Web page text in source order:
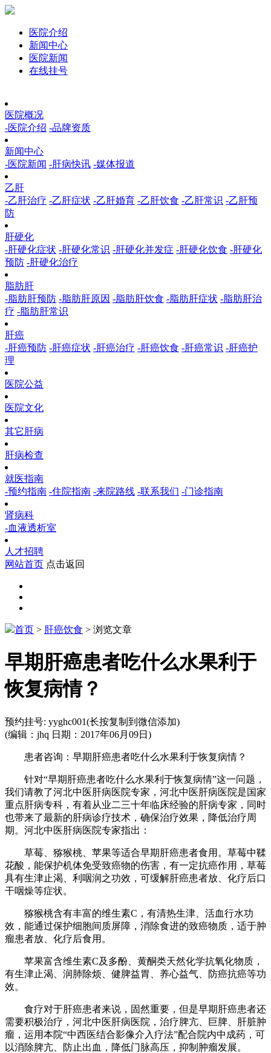
医院介绍
新闻中心
医院新闻
在线挂号
医院概况
-医院介绍 -品牌资质
新闻中心
-医院新闻 -肝病快讯 -媒体报道
乙肝
-乙肝治疗 -乙肝症状 -乙肝婚育 -乙肝饮食 -乙肝常识 -乙肝预
防
肝硬化
-肝硬化症状 -肝硬化常识 -肝硬化并发症 -肝硬化饮食 -肝硬化
预防 -肝硬化治疗
脂肪肝
-脂肪肝预防 -脂肪肝原因 -脂肪肝饮食 -脂肪肝症状 -脂肪肝治
疗 -脂肪肝常识
肝癌
-肝癌预防 -肝癌症状 -肝癌治疗 -肝癌饮食 -肝癌常识 -肝癌护
理
医院公益
医院文化
其它肝病
肝病检查
就医指南
-预约指南 -住院指南 -来院路线 -联系我们 -门诊指南
肾病科
-血液透析室
人才招聘
网站首页 点击返回
首页 > 肝癌饮食 > 浏览文章
早期肝癌患者吃什么水果利于
恢复病情？
预约挂号: yyghc001(长按复制到微信添加)
(编辑：jhq 日期：2017年06月09日)
患者咨询：早期肝癌患者吃什么水果利于恢复病情？
针对“早期肝癌患者吃什么水果利于恢复病情”这一问题，
我们请教了河北中医肝病医院专家，河北中医肝病医院是国家
重点肝病专科，有着从业二三十年临床经验的肝病专家，同时
也带来了最新的肝病诊疗技术，确保治疗效果，降低治疗周
期。河北中医肝病医院专家指出：
草莓、猕猴桃、苹果等适合早期肝癌患者食用。草莓中鞣
花酸，能保护机体免受致癌物的伤害，有一定抗癌作用，草莓
具有生津止渴、利咽润之功效，可缓解肝癌患者放、化疗后口
干咽燥等症状。
猕猴桃含有丰富的维生素C，有清热生津、活血行水功
效，能通过保护细胞间质屏障，消除食进的致癌物质，适于肿
瘤患者放、化疗后食用。
苹果富含维生素C及多酚、黄酮类天然化学抗氧化物质，
有生津止渴、润肺除烦、健脾益胃、养心益气、防癌抗癌等功
效。
食疗对于肝癌患者来说，固然重要，但是早期肝癌患者还
需要积极治疗，河北中医肝病医院，治疗脾亢、巨脾、肝脏肿
瘤，运用本院“中西医结合影像介入疗法”配合院内中成药，可
以消除脾亢、防止出血，降低门脉高压，抑制肿瘤发展。